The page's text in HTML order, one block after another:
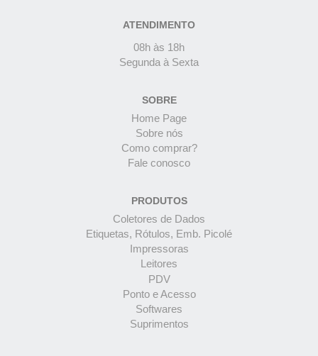
ATENDIMENTO
08h às 18h
Segunda à Sexta
SOBRE
Home Page
Sobre nós
Como comprar?
Fale conosco
PRODUTOS
Coletores de Dados
Etiquetas, Rótulos, Emb. Picolé
Impressoras
Leitores
PDV
Ponto e Acesso
Softwares
Suprimentos